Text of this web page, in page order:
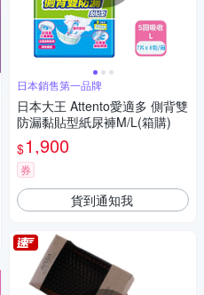
日本銷售第一品牌
日本大王 Attento愛適多 側背雙
防漏黏貼型紙尿褲M/L(箱購)
$1,900
券
貨到通知我